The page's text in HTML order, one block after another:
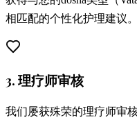
相匹配的个性化护理建议。
3. 理疗师审核
我们屡获殊荣的理疗师审